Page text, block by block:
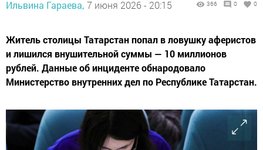
Ильвина Гараева, 7 июня 2026 - 20:15 366 0 0
Житель столицы Татарстан попал в ловушку аферистов
и лишился внушительной суммы — 10 миллионов
рублей. Данные об инциденте обнародовало
Министерство внутренних дел по Республике Татарстан.